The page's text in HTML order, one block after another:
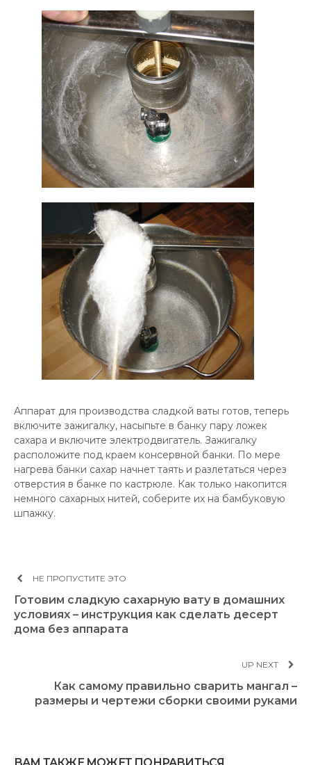
Аппарат для производства сладкой ваты готов, теперь
включите зажигалку, насыпьте в банку пару ложек
сахара и включите электродвигатель. Зажигалку
расположите под краем консервной банки. По мере
нагрева банки сахар начнет таять и разлетаться через
отверстия в банке по кастрюле. Как только накопится
немного сахарных нитей, соберите их на бамбуковую
шпажку.
НЕ ПРОПУСТИТЕ ЭТО
Готовим сладкую сахарную вату в домашних
условиях – инструкция как сделать десерт
дома без аппарата
UP NEXT
Как самому правильно сварить мангал –
размеры и чертежи сборки своими руками